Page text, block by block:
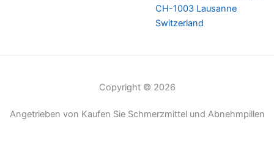
CH-1003 Lausanne
Switzerland
Copyright © 2026
Angetrieben von Kaufen Sie Schmerzmittel und Abnehmpillen